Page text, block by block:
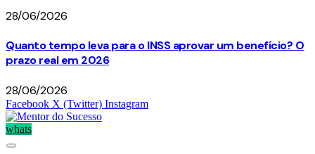
28/06/2026
Quanto tempo leva para o INSS aprovar um benefício? O
prazo real em 2026
28/06/2026
Facebook X (Twitter) Instagram
whats